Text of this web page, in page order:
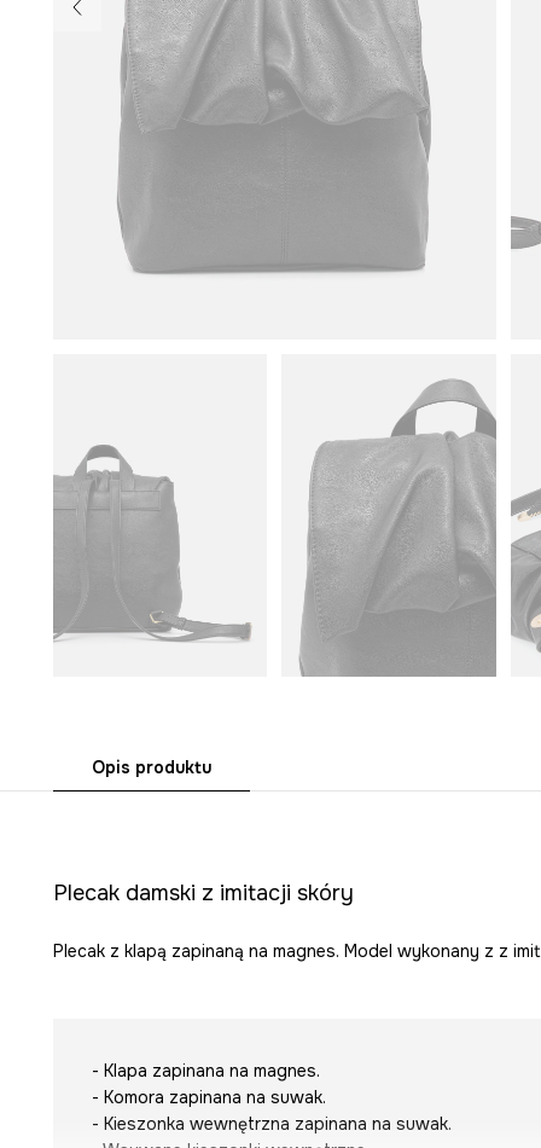
Opis produktu
Plecak damski z imitacji skóry
Plecak z klapą zapinaną na magnes. Model wykonany z z
- Klapa zapinana na magnes.
- Komora zapinana na suwak.
- Kieszonka wewnętrzna zapinana na suwak.